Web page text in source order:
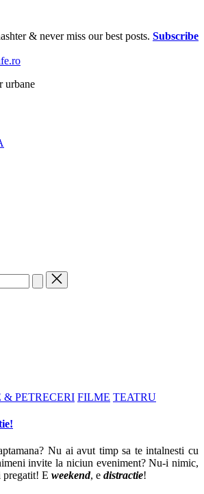
& never miss our best posts. Subscribe
urbane
& PETRECERI FILME TEATRU
Nu ai avut timp sa te intalnesti cu
invite la niciun eveniment? Nu-i nimic,
pregatit! E weekend, e distractie!